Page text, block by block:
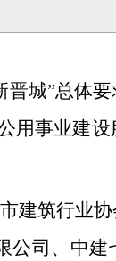
城”总体
用事业建
建筑行业
公司、中建